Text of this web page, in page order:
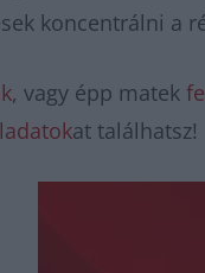
koncentrálni a
, vagy épp matek
at találhatsz!